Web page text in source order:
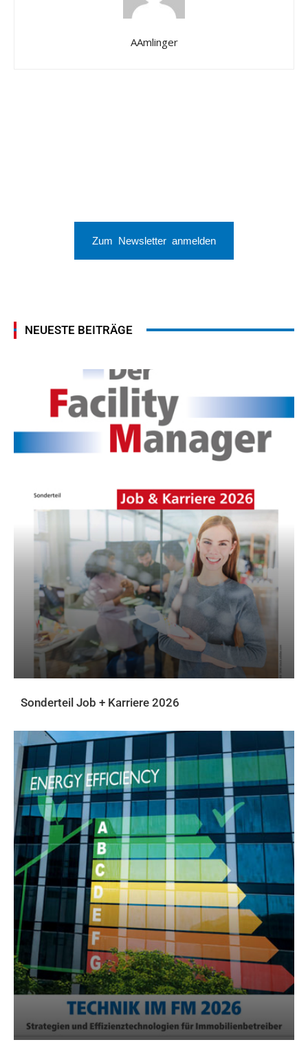
AAmlinger
Zum Newsletter anmelden
NEUESTE BEITRÄGE
Sonderteil Job + Karriere 2026